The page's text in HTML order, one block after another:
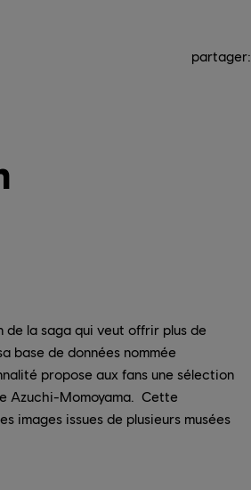
la saga qui veut offrir plus de
base de données nommée
propose aux fans une sélection
Azuchi-Momoyama. Cette
images issues de plusieurs musées
partager: